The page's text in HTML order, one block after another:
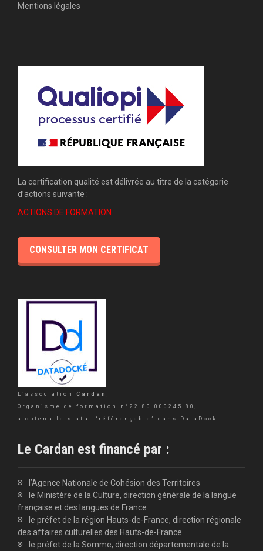
Mentions légales
La certification qualité est délivrée au titre de la catégorie
d’actions suivante :
ACTIONS DE FORMATION
CONSULTER MON CERTIFICAT
L’association Cardan
Organisme de formation n°22.80.000245.80,
a obtenu le statut “référençable” dans DataDock.
Le Cardan est financé par :
l’Agence Nationale de Cohésion des Territoires
le Ministère de la Culture, direction générale de la langue
française et des langues de France
le préfet de la région Hauts-de-France, direction régionale
des affaires culturelles des Hauts-de-France
le préfet de la Somme, direction départementale de la